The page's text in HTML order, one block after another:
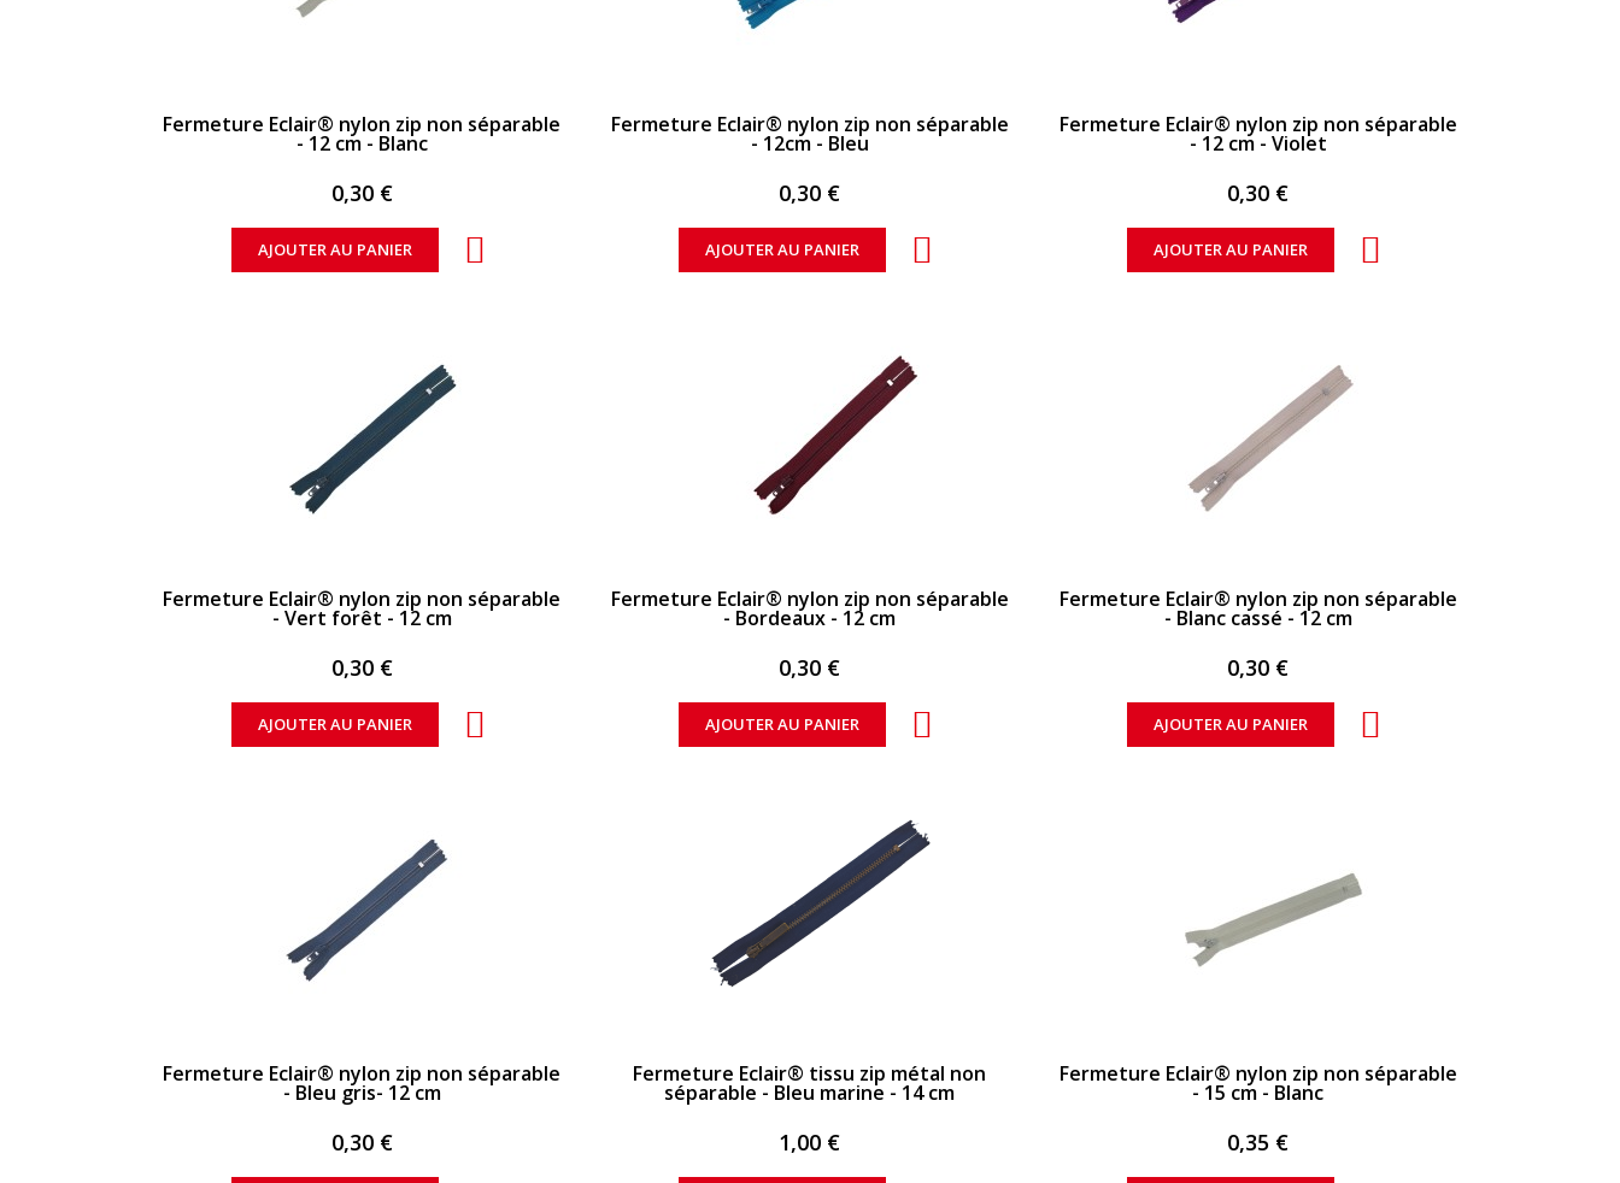
Fermeture Eclair® nylon zip non séparable
- 12 cm - Blanc
0,30 €
AJOUTER AU PANIER
Fermeture Eclair® nylon zip non séparable
- 12cm - Bleu
0,30 €
AJOUTER AU PANIER
Fermeture Eclair® nylon zip non séparable
- 12 cm - Violet
0,30 €
AJOUTER AU PANIER
Fermeture Eclair® nylon zip non séparable
- Vert forêt - 12 cm
0,30 €
AJOUTER AU PANIER
Fermeture Eclair® nylon zip non séparable
- Bordeaux - 12 cm
0,30 €
AJOUTER AU PANIER
Fermeture Eclair® nylon zip non séparable
- Blanc cassé - 12 cm
0,30 €
AJOUTER AU PANIER
Fermeture Eclair® nylon zip non séparable
- Bleu gris- 12 cm
0,30 €
Fermeture Eclair® tissu zip métal non
séparable - Bleu marine - 14 cm
1,00 €
Fermeture Eclair® nylon zip non séparable
- 15 cm - Blanc
0,35 €